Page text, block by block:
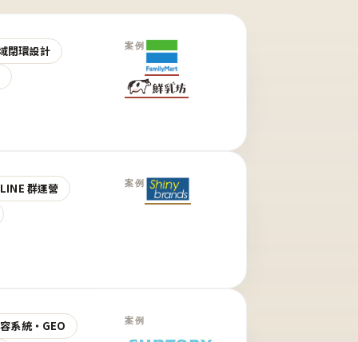
閉環設計
案例
群運營 案例
系統・GEO
案例